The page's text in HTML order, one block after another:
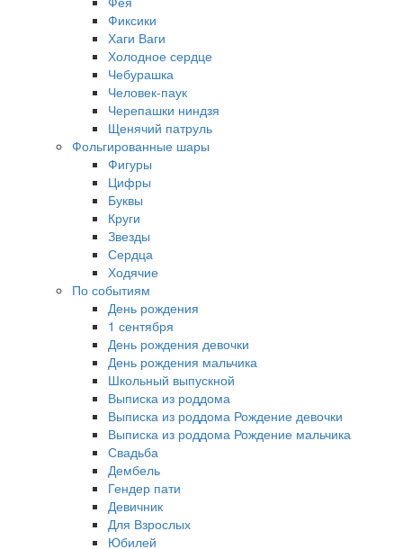
Фиксики
Хаги Ваги
Холодное сердце
Чебурашка
Человек-паук
Черепашки ниндзя
Щенячий патруль
Фольгированные шары
Фигуры
Цифры
Буквы
Круги
Звезды
Сердца
Ходячие
По событиям
День рождения
1 сентября
День рождения девочки
День рождения мальчика
Школьный выпускной
Выписка из роддома
Выписка из роддома Рождение девочки
Выписка из роддома Рождение мальчика
Свадьба
Дембель
Гендер пати
Девичник
Для Взрослых
Юбилей